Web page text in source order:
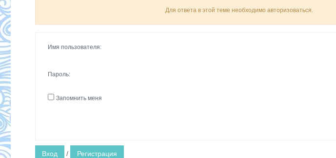
Для ответа в этой теме необходимо авторизоваться.
Имя пользователя:
Пароль:
Запомнить меня
Вход / Регистрация